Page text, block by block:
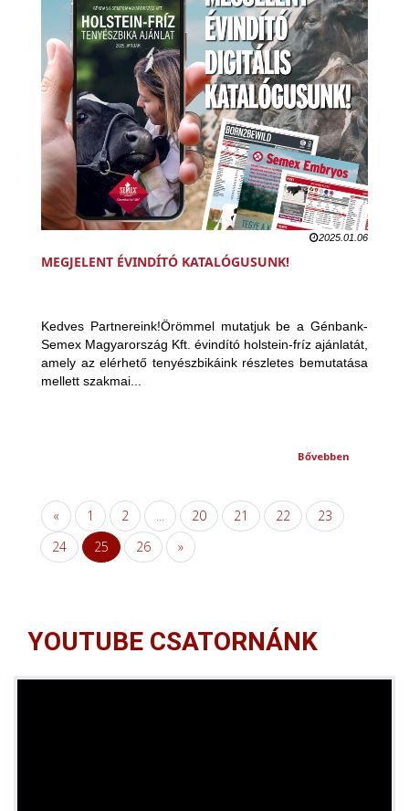
2025.01.06
MEGJELENT ÉVINDÍTÓ KATALÓGUSUNK!
Kedves Partnereink!Örömmel mutatjuk be a Génbank-
Semex Magyarország Kft. évindító holstein-fríz ajánlatát,
amely az elérhető tenyészbikáink részletes bemutatása
mellett szakmai...
Bővebben
« 1 2 ... 20 21 22
23
24
25 26 »
YOUTUBE CSATORNÁNK